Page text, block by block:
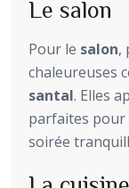
Le salon
Pour le salon,
chaleureuses
santal. Elles
parfaites pour
soirée
La cuisine